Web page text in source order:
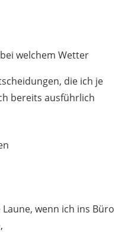
welchem Wetter
die ich je
bereits ausführlich
wenn ich ins Büro